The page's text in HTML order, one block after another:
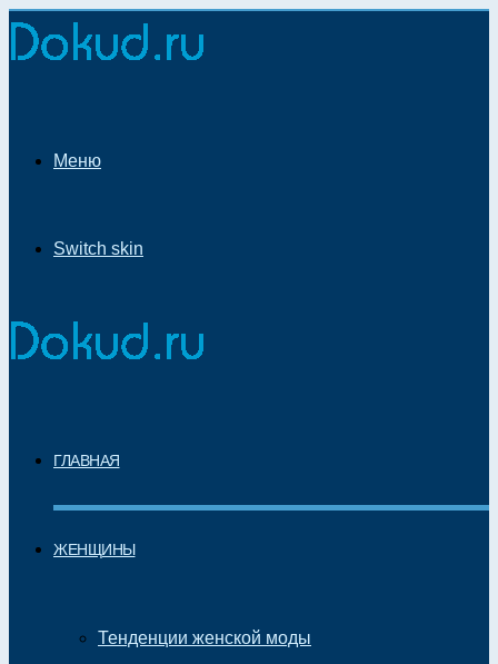
Меню
Switch skin
ГЛАВНАЯ
ЖЕНЩИНЫ
Тенденции женской моды